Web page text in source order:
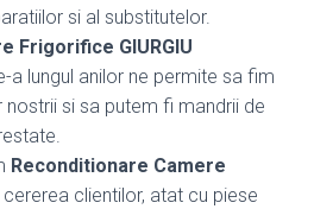
si al substitutelor.
Frigorifice GIURGIU
a lungul anilor ne permite sa fim
si sa putem fi mandrii de
Reconditionare Camere
clientilor, atat cu piese